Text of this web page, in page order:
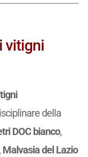
vitigni
della
DOC bianco,
del Lazio